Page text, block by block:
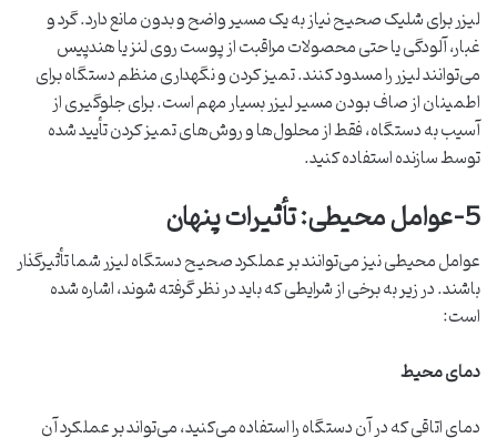
لیزر برای شلیک صحیح نیاز به یک مسیر واضح و بدون مانع دارد. گرد و
غبار، آلودگی یا حتی محصولات مراقبت از پوست روی لنز یا هندپیس
می‌توانند لیزر را مسدود کنند. تمیز کردن و نگهداری منظم دستگاه برای
اطمینان از صاف بودن مسیر لیزر بسیار مهم است. برای جلوگیری از
آسیب به دستگاه، فقط از محلول‌ها و روش‌های تمیز کردن تأیید شده
توسط سازنده استفاده کنید.
5-عوامل محیطی: تأثیرات پنهان
عوامل محیطی نیز می‌توانند بر عملکرد صحیح دستگاه لیزر شما تأثیرگذار
باشند. در زیر به برخی از شرایطی که باید در نظر گرفته شوند، اشاره شده
است:
دمای محیط
دمای اتاقی که در آن دستگاه را استفاده می‌کنید، می‌تواند بر عملکرد آن